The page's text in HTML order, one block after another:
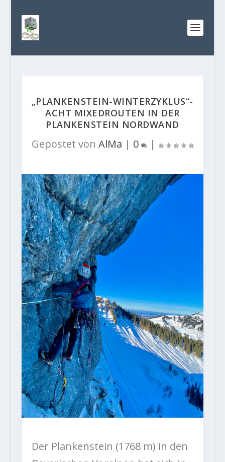
„PLANKENSTEIN-WINTERZYKLUS“-
ACHT MIXEDROUTEN IN DER
PLANKENSTEIN NORDWAND
Gepostet von AlMa | 0 |
Der Plankenstein (1768 m) in den